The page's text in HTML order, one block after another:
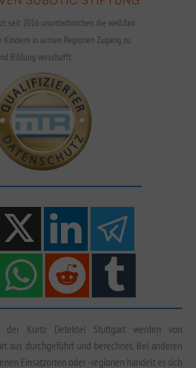
seit 2016 ununterbrochen die well:fair
in armen Regionen Zugang zu
Bildung verschafft.
der Kurtz Detektei Stuttgart werden von
aus durchgeführt und berechnet. Bei anderen
Einsatzorten oder -regionen handelt es sich